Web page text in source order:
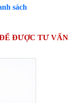
sách
ĐƯỢC TƯ VẤN